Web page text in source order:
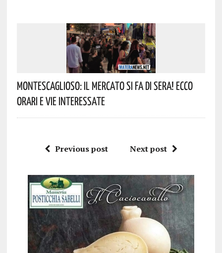
Montescaglioso: Il Mercato Si Fa Di Sera! Ecco
Orari E Vie Interessate
Previous post Next post